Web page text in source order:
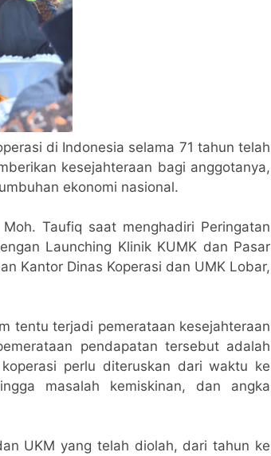
di Indonesia selama 71 tahun telah
kesejahteraan bagi anggotanya,
ekonomi nasional.
Taufiq saat menghadiri Peringatan
Launching Klinik KUMK dan Pasar
Kantor Dinas Koperasi dan UMK Lobar,
tentu terjadi pemerataan kesejahteraan
pendapatan tersebut adalah
perlu diteruskan dari waktu ke
masalah kemiskinan, dan angka
UKM yang telah diolah, dari tahun ke